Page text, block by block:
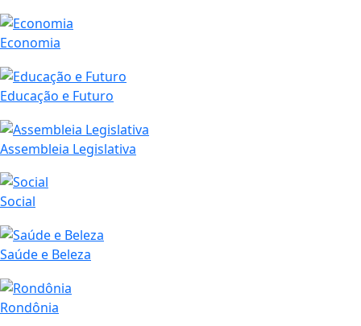
Economia
Educação e Futuro
Assembleia Legislativa
Social
Saúde e Beleza
Rondônia